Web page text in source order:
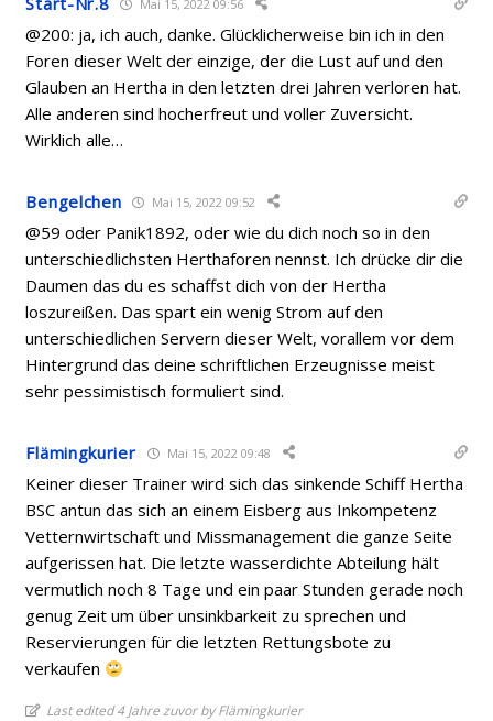
Mai 15, 2022 09:56
@200: ja, ich auch, danke. Glücklicherweise bin ich in den
Foren dieser Welt der einzige, der die Lust auf und den
Glauben an Hertha in den letzten drei Jahren verloren hat.
Alle anderen sind hocherfreut und voller Zuversicht.
Wirklich alle…
Bengelchen Mai 15, 2022 09:52
@59 oder Panik1892, oder wie du dich noch so in den
unterschiedlichsten Herthaforen nennst. Ich drücke dir die
Daumen das du es schaffst dich von der Hertha
loszureißen. Das spart ein wenig Strom auf den
unterschiedlichen Servern dieser Welt, vorallem vor dem
Hintergrund das deine schriftlichen Erzeugnisse meist
sehr pessimistisch formuliert sind.
Flämingkurier Mai 15, 2022 09:48
Keiner dieser Trainer wird sich das sinkende Schiff Hertha
BSC antun das sich an einem Eisberg aus Inkompetenz
Vetternwirtschaft und Missmanagement die ganze Seite
aufgerissen hat. Die letzte wasserdichte Abteilung hält
vermutlich noch 8 Tage und ein paar Stunden gerade noch
genug Zeit um über unsinkbarkeit zu sprechen und
Reservierungen für die letzten Rettungsbote zu
verkaufen
Last edited 4 Jahre zuvor by Flämingkurier